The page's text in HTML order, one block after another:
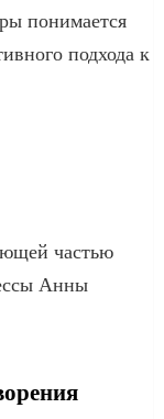
пони­ма­ет­ся
под­хо­да к
частью
Анны